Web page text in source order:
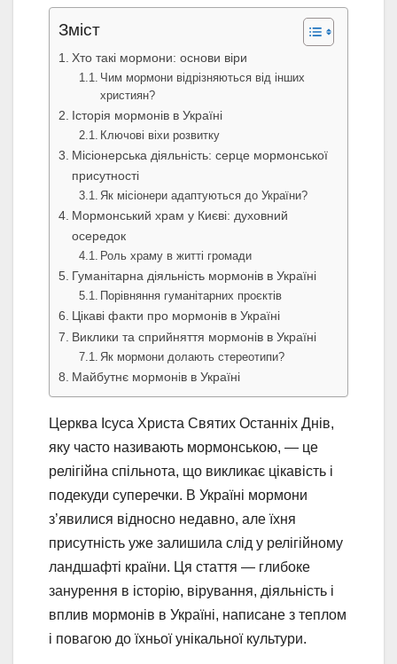
Зміст
Хто такі мормони: основи віри
Чим мормони відрізняються від інших
християн?
Історія мормонів в Україні
Ключові віхи розвитку
Місіонерська діяльність: серце мормонської
присутності
Як місіонери адаптуються до України?
Мормонський храм у Києві: духовний
осередок
Роль храму в житті громади
Гуманітарна діяльність мормонів в Україні
Порівняння гуманітарних проєктів
Цікаві факти про мормонів в Україні
Виклики та сприйняття мормонів в Україні
Як мормони долають стереотипи?
Майбутнє мормонів в Україні
Церква Ісуса Христа Святих Останніх Днів,
яку часто називають мормонською, — це
релігійна спільнота, що викликає цікавість і
подекуди суперечки. В Україні мормони
з’явилися відносно недавно, але їхня
присутність уже залишила слід у релігійному
ландшафті країни. Ця стаття — глибоке
занурення в історію, вірування, діяльність і
вплив мормонів в Україні, написане з теплом
і повагою до їхньої унікальної культури.